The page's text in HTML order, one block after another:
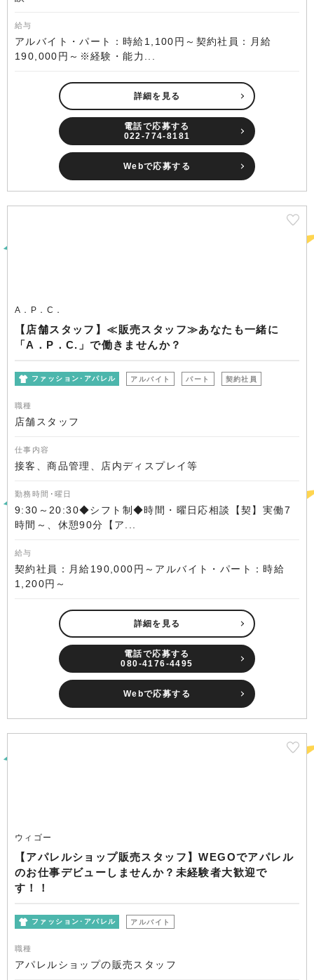
給与
アルバイト・パート：時給1,100円～契約社員：月給
190,000円～※経験・能力...
詳細を見る
電話で応募する
022-774-8181
Webで応募する
A．P．C．
【店舗スタッフ】≪販売スタッフ≫あなたも一緒に
「A．P．C.」で働きませんか？
ファッション･アパレル アルバイト パート 契約社員
職種
店舗スタッフ
仕事内容
接客、商品管理、店内ディスプレイ等
勤務時間･曜日
9:30～20:30◆シフト制◆時間・曜日応相談【契】実働7
時間～、休憩90分【ア...
給与
契約社員：月給190,000円～アルバイト・パート：時給
1,200円～
詳細を見る
電話で応募する
080-4176-4495
Webで応募する
ウィゴー
【アパレルショップ販売スタッフ】WEGOでアパレル
のお仕事デビューしませんか？未経験者大歓迎で
す！！
ファッション･アパレル アルバイト
職種
アパレルショップの販売スタッフ